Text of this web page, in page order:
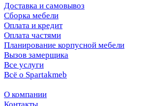
Доставка и самовывоз
Сборка мебели
Оплата и кредит
Оплата частями
Планирование корпусной мебели
Вызов замерщика
Все услуги
Всё о Spartakmeb
О компании